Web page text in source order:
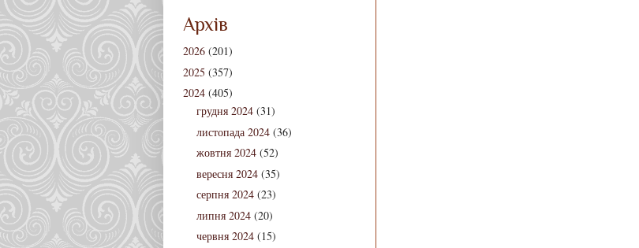
Архів
2026 (201)
2025 (357)
2024 (405)
грудня 2024 (31)
листопада 2024 (36)
жовтня 2024 (52)
вересня 2024 (35)
серпня 2024 (23)
липня 2024 (20)
червня 2024 (15)